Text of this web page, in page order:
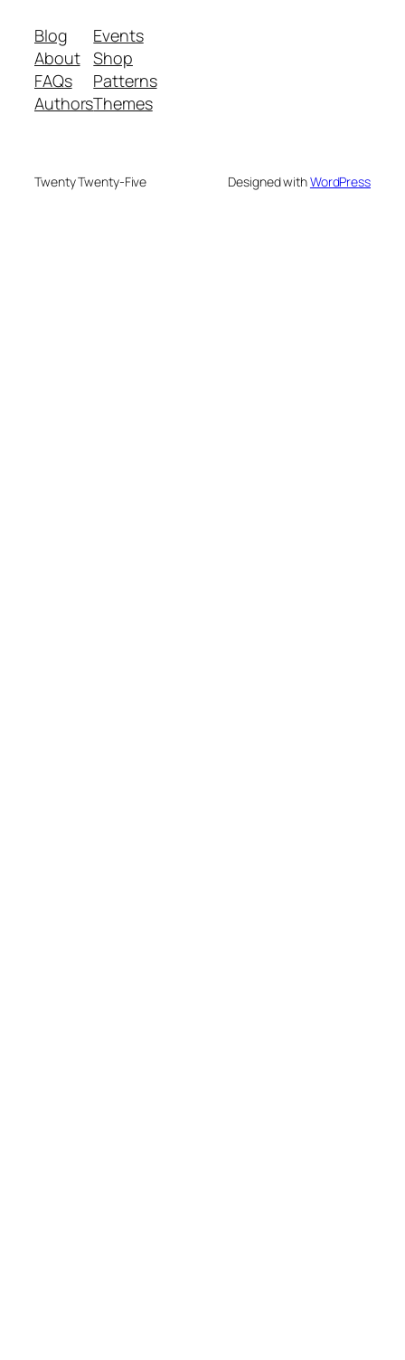
Blog
About
FAQs
Authors
Events
Shop
Patterns
Themes
Twenty Twenty-Five Designed withWordPress